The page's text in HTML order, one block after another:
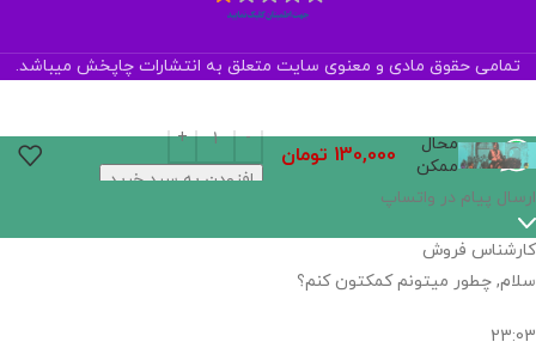
تمامی حقوق مادی و معنوی سایت متعلق به انتشارات چاپخش میباشد.
محال
ممکن
130,000 تومان
افزودن به سبد خرید
اگر
نیست,